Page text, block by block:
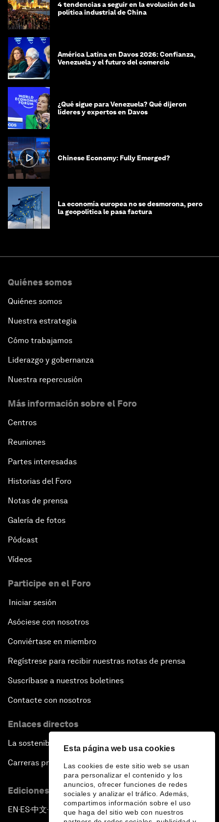
Esta página web usa cookies
Las cookies de este sitio web se usan
para personalizar el contenido y los
anuncios, ofrecer funciones de redes
sociales y analizar el tráfico. Además,
compartimos información sobre el uso
que haga del sitio web con nuestros
4 tendencias a seguir en la evolución de la
política industrial de China
América Latina en Davos 2026: Confianza,
Venezuela y el futuro del comercio
¿Qué sigue para Venezuela? Qué dijeron
líderes y expertos en Davos
Chinese Economy: Fully Emerged?
La economía europea no se desmorona, pero
la geopolítica le pasa factura
Quiénes somos
Quiénes somos
Nuestra estrategia
Cómo trabajamos
Liderazgo y gobernanza
Nuestra repercusión
Más información sobre el Foro
Centros
Reuniones
Partes interesadas
Historias del Foro
Notas de prensa
Galería de fotos
Pódcast
Vídeos
Participe en el Foro
Iniciar sesión
Asóciese con nosotros
Conviértase en miembro
Regístrese para recibir nuestras notas de prensa
Suscríbase a nuestros boletines
Contacte con nosotros
Enlaces directos
La sostenibilidad en el Foro
Carreras profesionales
Ediciones en otros idiomas
EN ▪ ES▪中文▪ 日本語